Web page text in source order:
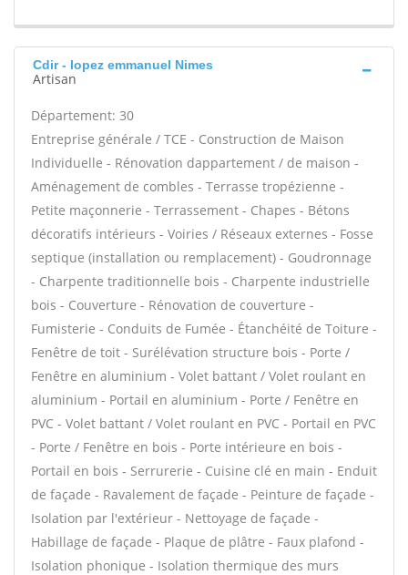
Cdir - lopez emmanuel Nimes
Artisan
Département: 30
Entreprise générale / TCE - Construction de Maison
Individuelle - Rénovation dappartement / de maison -
Aménagement de combles - Terrasse tropézienne -
Petite maçonnerie - Terrassement - Chapes - Bétons
décoratifs intérieurs - Voiries / Réseaux externes - Fosse
septique (installation ou remplacement) - Goudronnage
- Charpente traditionnelle bois - Charpente industrielle
bois - Couverture - Rénovation de couverture -
Fumisterie - Conduits de Fumée - Étanchéité de Toiture -
Fenêtre de toit - Surélévation structure bois - Porte /
Fenêtre en aluminium - Volet battant / Volet roulant en
aluminium - Portail en aluminium - Porte / Fenêtre en
PVC - Volet battant / Volet roulant en PVC - Portail en PVC
- Porte / Fenêtre en bois - Porte intérieure en bois -
Portail en bois - Serrurerie - Cuisine clé en main - Enduit
de façade - Ravalement de façade - Peinture de façade -
Isolation par l'extérieur - Nettoyage de façade -
Habillage de façade - Plaque de plâtre - Faux plafond -
Isolation phonique - Isolation thermique des murs